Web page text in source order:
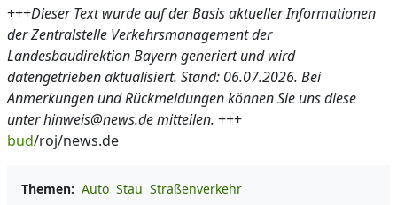
+++Dieser Text wurde auf der Basis aktueller Informationen
der Zentralstelle Verkehrsmanagement der
Landesbaudirektion Bayern generiert und wird
datengetrieben aktualisiert. Stand: 06.07.2026. Bei
Anmerkungen und Rückmeldungen können Sie uns diese
unter hinweis@news.de mitteilen. +++
bud/roj/news.de
Themen: Auto Stau Straßenverkehr